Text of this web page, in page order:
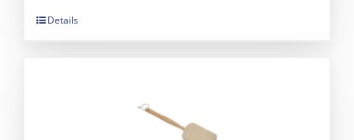
Details